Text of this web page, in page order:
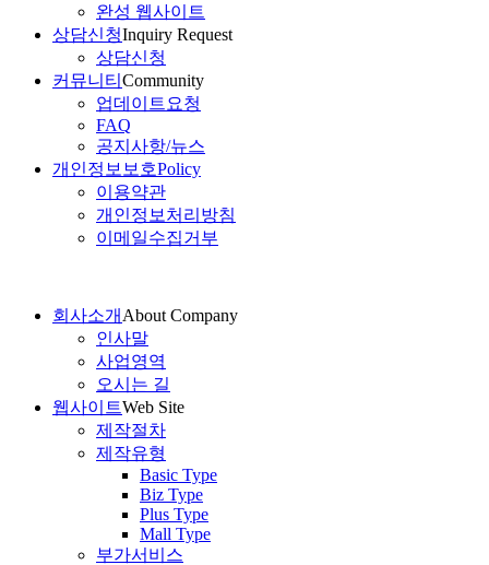
완성 웹사이트
상담신청Inquiry Request
상담신청
커뮤니티 Community
업데이트요청
FAQ
공지사항/뉴스
개인정보보호Policy
이용약관
개인정보처리방침
이메일수집거부
회사소개 About Company
인사말
사업영역
오시는 길
웹사이트Web Site
제작절차
제작유형
Basic Type
Biz Type
Plus Type
Mall Type
부가서비스